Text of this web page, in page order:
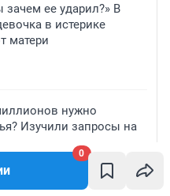
0
ее ударил?» В
в истерике
матери
нужно
Изучили запросы на